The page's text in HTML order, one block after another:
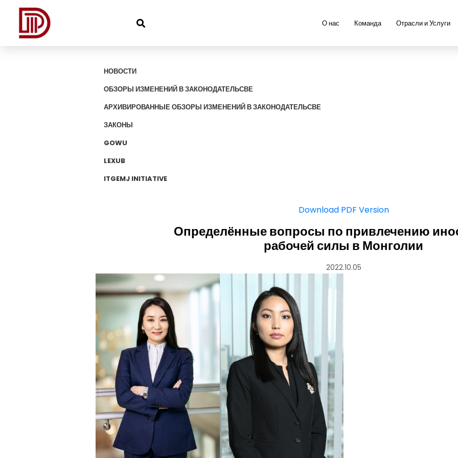
О нас Команда Отрасли и Услуги
НОВОСТИ
ОБЗОРЫ ИЗМЕНЕНИЙ В ЗАКОНОДАТЕЛЬСВЕ
АРХИВИРОВАННЫЕ ОБЗОРЫ ИЗМЕНЕНИЙ В ЗАКОНОДАТЕЛЬСВЕ
ЗАКОНЫ
GOWU
LEXUB
ITGEMJ INITIATIVE
Download PDF Version
Определённые вопросы по привлечению
рабочей силы в Монголии
2022.10.05